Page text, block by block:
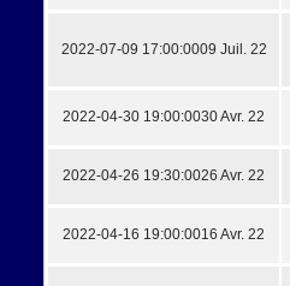
2022-07-09 17:00:0009 Juil. 22
2022-04-30 19:00:0030 Avr. 22
2022-04-26 19:30:0026 Avr. 22
2022-04-16 19:00:0016 Avr. 22